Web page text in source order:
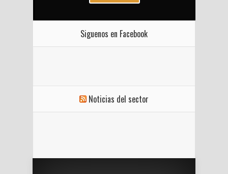
Siguenos en Facebook
Noticias del sector